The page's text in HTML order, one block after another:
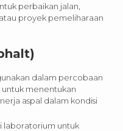
perbaikan jalan,
proyek pemeliharaan
dalam percobaan
menentukan
aspal dalam kondisi
laboratorium untuk